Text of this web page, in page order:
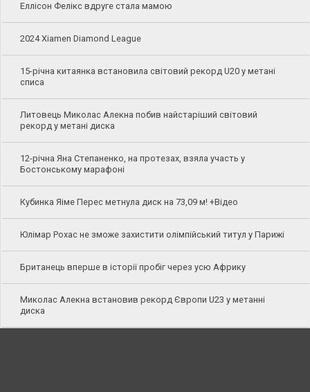
Еллісон Фелікс вдруге стала мамою
2024 Xiamen Diamond League
15-річна китаянка встановила світовий рекорд U20 у метані
списа
Литовець Миколас Алекна побив найстаріший світовий
рекорд у метані диска
12-річна Яна Степаненко, на протезах, взяла участь у
Бостонському марафоні
Кубинка Яіме Перес метнула диск на 73,09 м! +Відео
Юлімар Рохас не зможе захистити олімпійський титул у Парижі
Британець вперше в історії пробіг через усю Африку
Миколас Алекна встановив рекорд Європи U23 у метанні
диска